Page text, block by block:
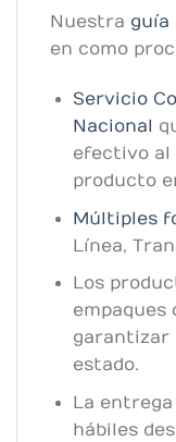
Nuestra guía
en como
Servicio
Nacional
efectivo al
producto
Múltiples
Línea,
Los
empaques
garantizar
estado.
La
hábiles